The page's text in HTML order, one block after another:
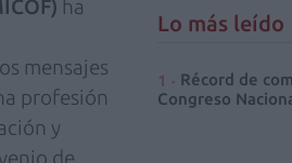
ha
mensajes
profesión
y
de
Lo más leído
Récord de
Congreso